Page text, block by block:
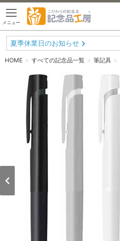
メニュー
夏季休業日のお知らせ
HOME すべての記念品一覧 筆記具